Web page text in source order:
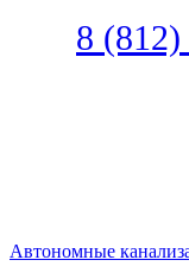
8
Автономные